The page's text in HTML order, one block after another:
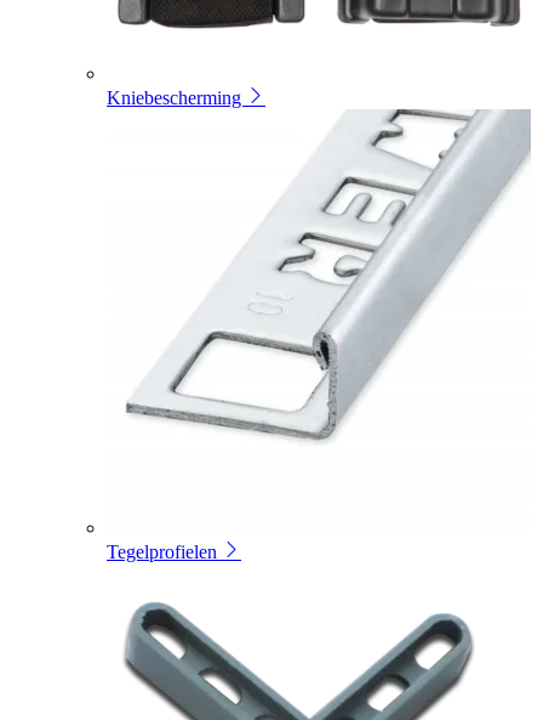
Kniebescherming
Tegelprofielen